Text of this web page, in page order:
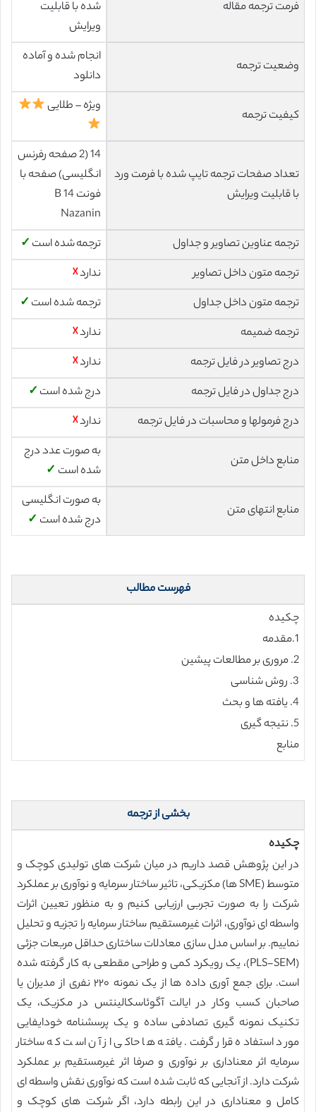
فرمت ترجمه مقاله
شده با قابلیت
ویرایش
وضعیت ترجمه
انجام شده و آماده
دانلود
کیفیت ترجمه
ویژه – طلایی
تعداد صفحات ترجمه تایپ شده با فرمت ورد
با قابلیت ویرایش
14 (2 صفحه رفرنس
انگلیسی) صفحه با
فونت 14 B
Nazanin
ترجمه عناوین تصاویر و جداول
ترجمه شده است ✓
ترجمه متون داخل تصاویر
ندارد☓
ترجمه متون داخل جداول
ترجمه شده است ✓
ترجمه ضمیمه
ندارد☓
درج تصاویر در فایل ترجمه
ندارد☓
درج جداول در فایل ترجمه
درج شده است ✓
درج فرمولها و محاسبات در فایل ترجمه
ندارد☓
منابع داخل متن
به صورت عدد درج
شده است ✓
منابع انتهای متن
به صورت انگلیسی
درج شده است ✓
فهرست مطالب
چکیده
1.مقدمه
2. مروری بر مطالعات پیشین
3. روش شناسی
4. یافته ها و بحث
5. نتیجه گیری
منابع
بخشی از ترجمه
چکیده
در این پژوهش قصد داریم در میان شرکت های تولیدی کوچک و
متوسط (‏SME ها) مکزیکی، تاثیر ساختار سرمایه و نوآوری بر عملکرد
شرکت را به صورت تجربی ارزیابی کنیم و به منظور تعیین اثرات
واسطه ای نوآوری، اثرات غیرمستقیم ساختار سرمایه را تجزیه و تحلیل
نماییم. بر اساس مدل سازی معادلات ساختاری حداقل مربعات جزئی
(PLS-SEM)، یک رویکرد کمی و طراحی مقطعی به کار گرفته شده
است. برای جمع آوری داده ها از یک نمونه ۲۲۰ نفری از مدیران یا
صاحبان کسب وکار در ایالت آگوئاسکالینتس در مکزیک، یک
تکنیک نمونه گیری تصادفی ساده و یک پرسشنامه خودایفایی
مورد استفاده قرار گرفت. یافته ها حاکی از آن است که ساختار
سرمایه اثر معناداری بر نوآوری و صرفا اثر غیرمستقیم بر عملکرد
شرکت دارد. از آنجایی که ثابت شده است که نوآوری نقش واسطه ای
کامل و معناداری در این رابطه دارد، اگر شرکت های کوچک و